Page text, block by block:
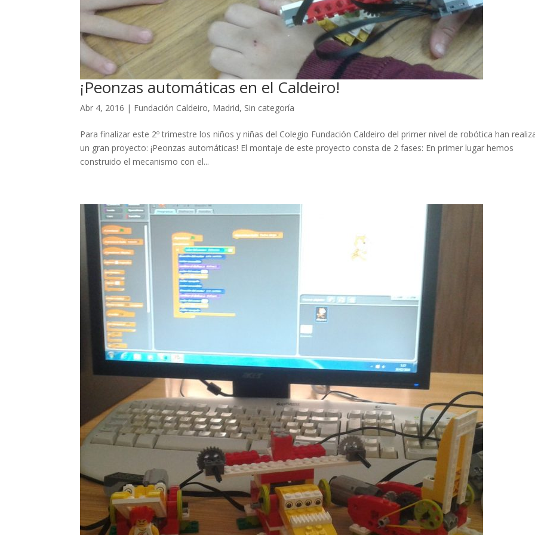
¡Peonzas automáticas en el Caldeiro!
Abr 4, 2016 | Fundación Caldeiro, Madrid, Sin categoría
Para finalizar este 2º trimestre los niños y niñas del Colegio Fundación Caldeiro del primer nivel de robótica han
un gran proyecto: ¡Peonzas automáticas! El montaje de este proyecto consta de 2 fases: En primer lugar hemos
construido el mecanismo con el...